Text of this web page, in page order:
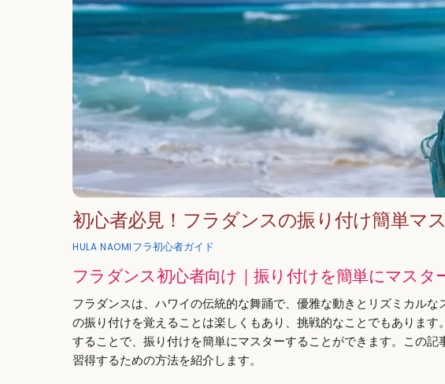
初心者必見！フラダンスの振り付け簡単マ
HULA NAOMIフラ初心者ガイド
フラダンス初心者向け｜振り付けを簡単にマスタ
フラダンスは、ハワイの伝統的な舞踊で、優雅な動きとリズミカル
の振り付けを覚えることは楽しくもあり、挑戦的なことでもありま
することで、振り付けを簡単にマスターすることができます。この
習得するための方法を紹介します。